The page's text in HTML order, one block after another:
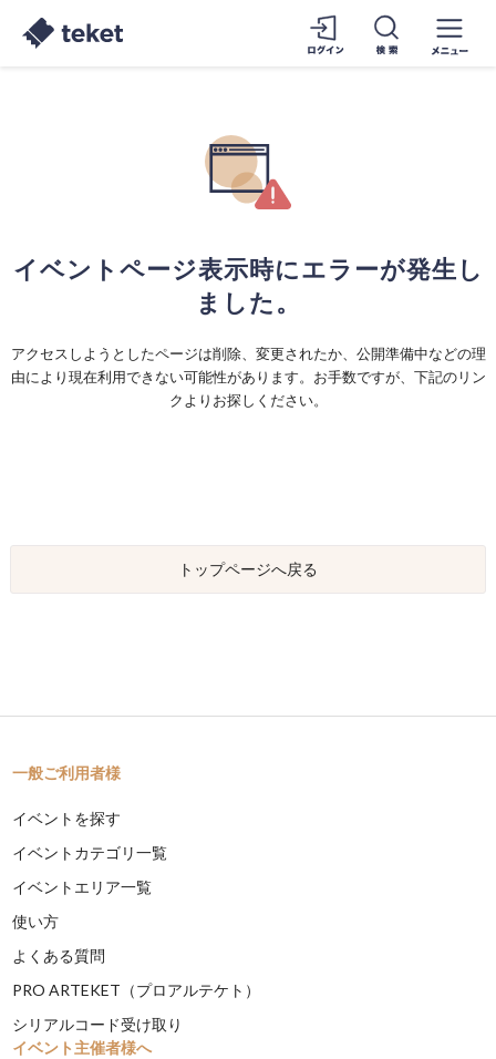
イベントページ表示時にエラーが発生し
ました。
アクセスしようとしたページは削除、変更されたか、公開準備中などの理
由により現在利用できない可能性があります。お手数ですが、下記のリン
クよりお探しください。
トップページへ戻る
一般ご利用者様
イベントを探す
イベントカテゴリ一覧
イベントエリア一覧
使い方
よくある質問
PRO ARTEKET（プロアルテケト）
シリアルコード受け取り
イベント主催者様へ